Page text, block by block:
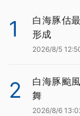
1
白海豚估
形成
2026/8/5
2
白海豚颱
舞
2026/8/6